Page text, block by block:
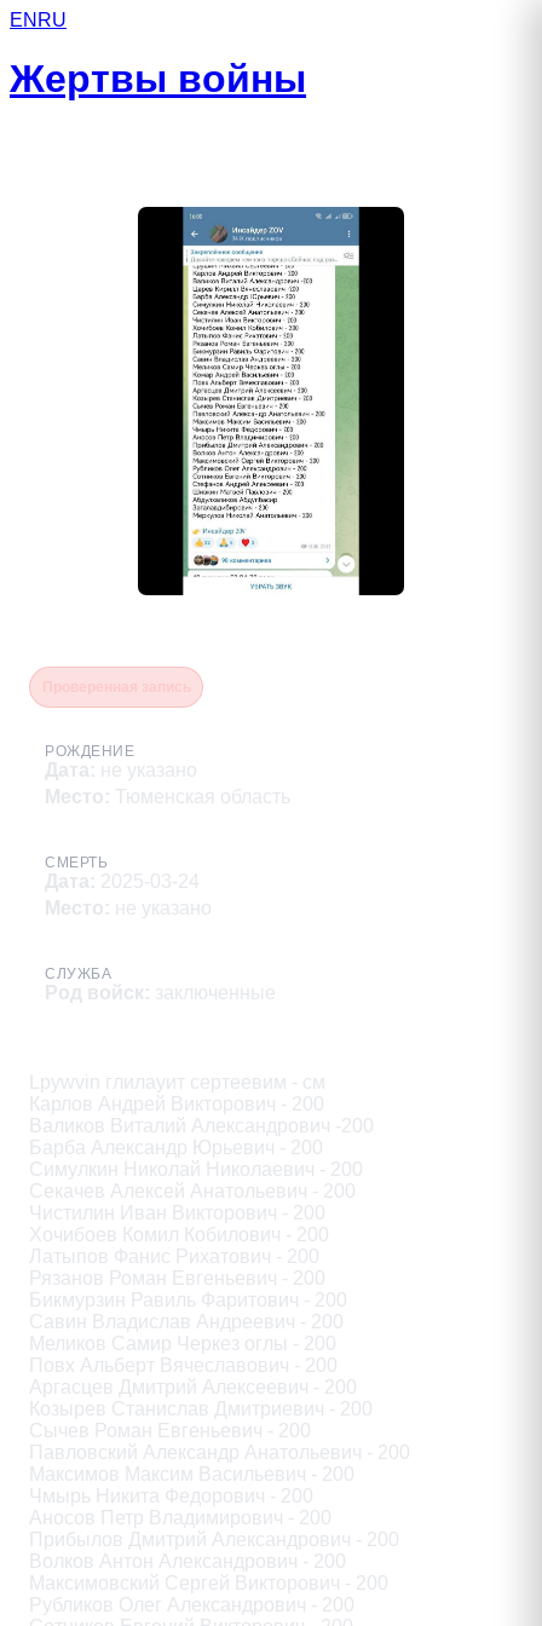
EN RU
Жертвы войны
РОЖДЕНИЕ
Дата: не указано
Место: Тюменская область
СМЕРТЬ
Дата: 2025-03-24
Место: не указано
СЛУЖБА
Род войск: заключенные
Lpywvin глилауит сертеевим - см
Карлов Андрей Викторович - 200
Валиков Виталий Александрович -200
Барба Александр Юрьевич - 200
Симулкин Николай Николаевич - 200
Секачев Алексей Анатольевич - 200
Чистилин Иван Викторович - 200
Хочибоев Комил Кобилович - 200
Латыпов Фанис Рихатович - 200
Рязанов Роман Евгеньевич - 200
Бикмурзин Равиль Фаритович - 200
Савин Владислав Андреевич - 200
Меликов Самир Черкез оглы - 200
Повх Альберт Вячеславович - 200
Аргасцев Дмитрий Алексеевич - 200
Козырев Станислав Дмитриевич - 200
Сычев Роман Евгеньевич - 200
Павловский Александр Анатольевич - 200
Максимов Максим Васильевич - 200
Чмырь Никита Федорович - 200
Аносов Петр Владимирович - 200
Прибылов Дмитрий Александрович - 200
Волков Антон Александрович - 200
Максимовский Сергей Викторович - 200
Рубликов Олег Александрович - 200